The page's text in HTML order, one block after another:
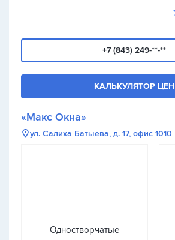
+7 (843) 249-**-**
КАЛЬКУЛЯТОР ЦЕН
«Макс Окна»
ул. Салиха Батыева, д. 17, офис 1010
Одностворчатые